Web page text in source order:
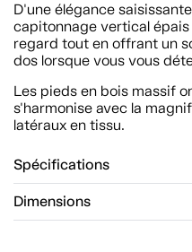
D'une élégance
capitonnage vertical
regard tout en offrant un
dos lorsque vous vous
Les pieds en bois massif
s'harmonise avec la
latéraux en tissu.
Spécifications
Dimensions